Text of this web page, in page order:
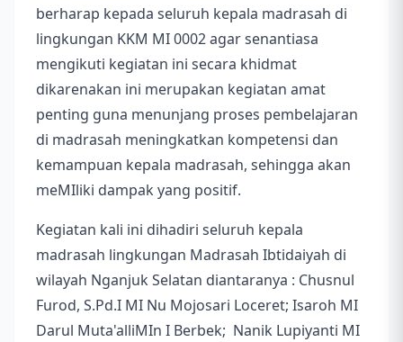
berharap kepada seluruh kepala madrasah di
lingkungan KKM MI 0002 agar senantiasa
mengikuti kegiatan ini secara khidmat
dikarenakan ini merupakan kegiatan amat
penting guna menunjang proses pembelajaran
di madrasah meningkatkan kompetensi dan
kemampuan kepala madrasah, sehingga akan
meMIliki dampak yang positif.
Kegiatan kali ini dihadiri seluruh kepala
madrasah lingkungan Madrasah Ibtidaiyah di
wilayah Nganjuk Selatan diantaranya : Chusnul
Furod, S.Pd.I MI Nu Mojosari Loceret; Isaroh MI
Darul Muta'alliMIn I Berbek; Nanik Lupiyanti MI